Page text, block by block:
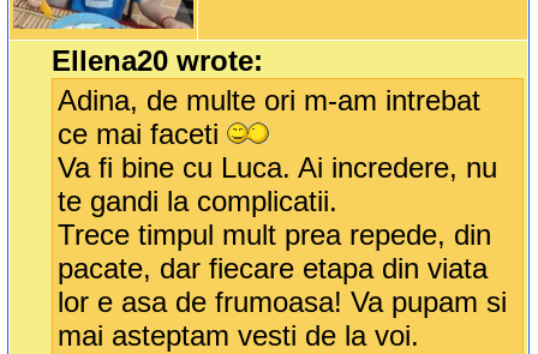
Ellena20 wrote:
Adina, de multe ori m-am intrebat
ce mai faceti
Va fi bine cu Luca. Ai incredere, nu
te gandi la complicatii.
Trece timpul mult prea repede, din
pacate, dar fiecare etapa din viata
lor e asa de frumoasa! Va pupam si
mai asteptam vesti de la voi.